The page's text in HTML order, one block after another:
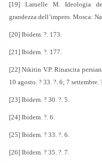
[19] Laruelle M. Ideologia
grandezza dell’impero. Mosca:
[20] Ibidem. ?. 173.
[21] Ibidem. ?. 177.
[22] Nikitin V.P. Rinascita
10 agosto. ? 33. ?. 6; 7 settembre.
[23] Ibidem. ? 30. ?. 5.
[24] Ibidem. ?. 6.
[25] Ibidem. ? 33. ?. 6.
[26] Ibidem. ? 35. ?. 7.